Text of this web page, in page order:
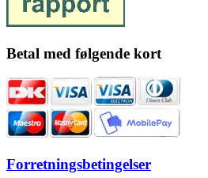
Betal med følgende kort
Forretningsbetingelser